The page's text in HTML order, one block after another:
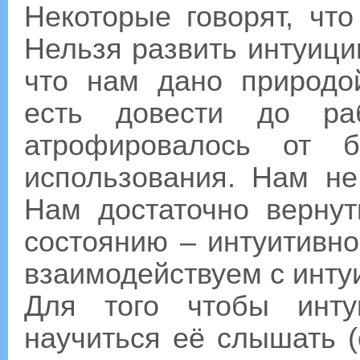
Некоторые говорят,
Нельзя развить
что нам дано
есть довести до
атрофировалось от
использования. Нам
Нам достаточно
состоянию –
взаимодействуем с
Для того чтобы
научиться её слышать